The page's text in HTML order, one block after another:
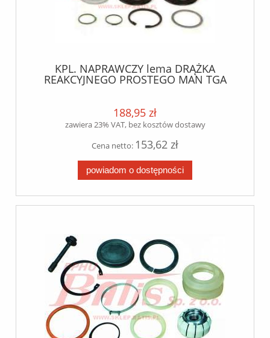
KPL. NAPRAWCZY lema DRĄŻKA
REAKCYJNEGO PROSTEGO MAN TGA
41.360// D-2*23/L-130/FI-72 lema
188,95 zł
zawiera 23% VAT, bez kosztów dostawy
Cena netto: 153,62 zł
powiadom o dostępności